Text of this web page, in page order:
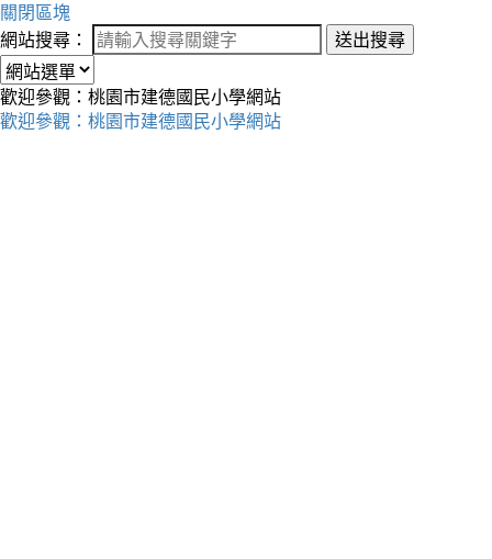
關閉區塊
網站搜尋：
送出搜尋
歡迎參觀：桃園市建德國民小學網站
歡迎參觀：桃園市建德國民小學網站